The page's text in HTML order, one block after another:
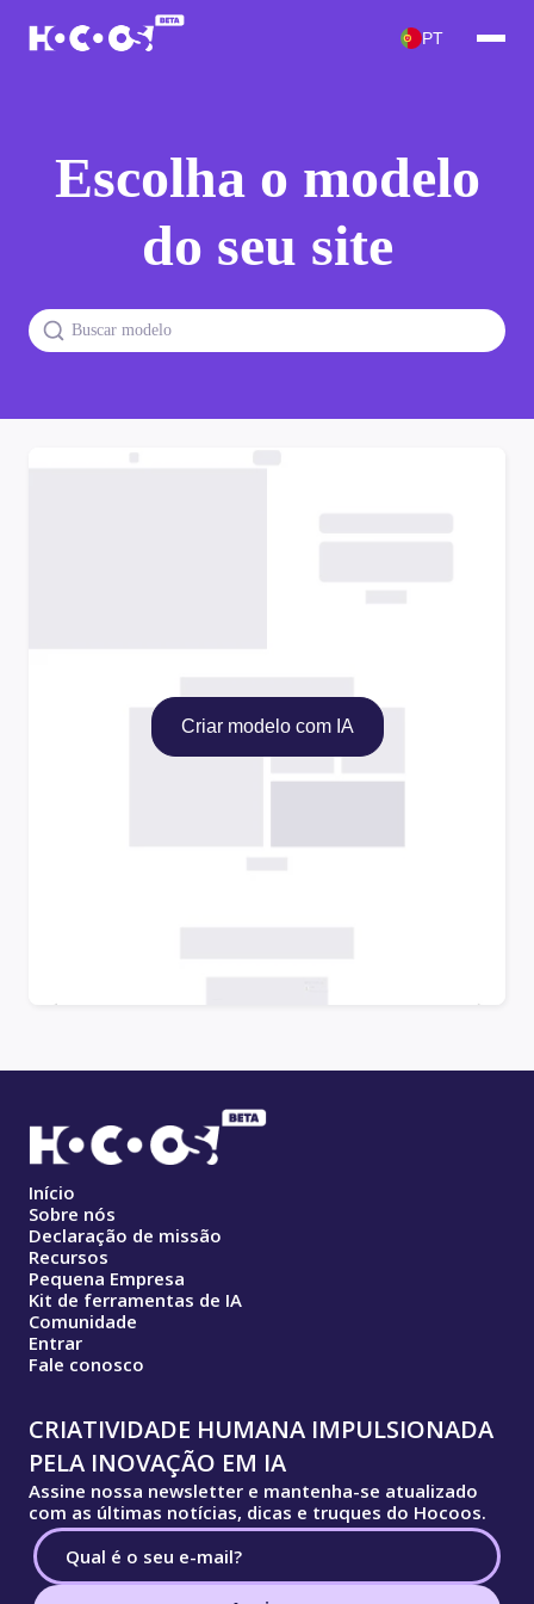
PT
Escolha o modelo
do seu site
Criar modelo com IA
Início
Sobre nós
Declaração de missão
Recursos
Pequena Empresa
Kit de ferramentas de IA
Comunidade
Entrar
Fale conosco
CRIATIVIDADE HUMANA IMPULSIONADA
PELA INOVAÇÃO EM IA
Assine nossa newsletter e mantenha-se atualizado
com as últimas notícias, dicas e truques do Hocoos.